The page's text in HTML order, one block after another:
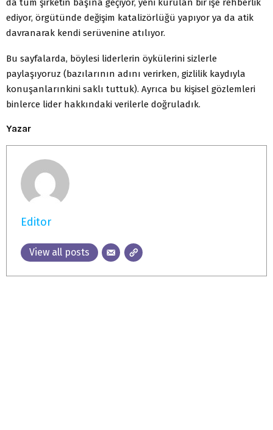
ediyor, örgütünde değişim katalizörlüğü yapıyor ya da atik
davranarak kendi serüvenine atılıyor.
Bu sayfalarda, böylesi liderlerin öykülerini sizlerle
paylaşıyoruz (bazılarının adını verirken, gizlilik kaydıyla
konuşanlarınkini saklı tuttuk). Ayrıca bu kişisel gözlemleri
binlerce lider hakkındaki verilerle doğruladık.
Yazar
Editor
View all posts